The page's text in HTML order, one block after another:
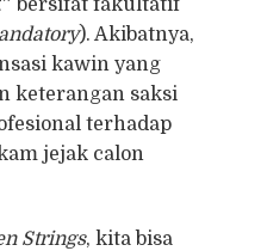
bersifat fakultatif
). Akibatnya,
kawin yang
keterangan saksi
terhadap
jejak calon
Strings, kita bisa